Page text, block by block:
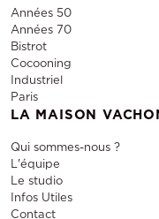
Années 50
Années 70
Bistrot
Cocooning
Industriel
Paris
LA MAISON
Qui sommes-nous ?
L'équipe
Le studio
Infos Utiles
Contact